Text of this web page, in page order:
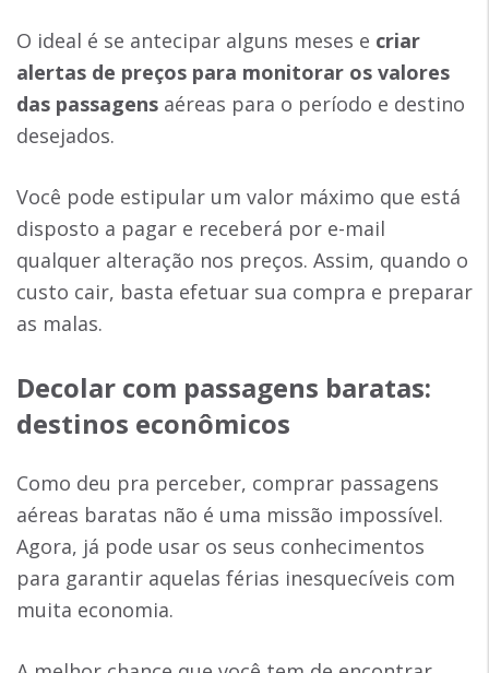
O ideal é se antecipar alguns meses e criar
alertas de preços para monitorar os valores
das passagens aéreas para o período e destino
desejados.
Você pode estipular um valor máximo que está
disposto a pagar e receberá por e-mail
qualquer alteração nos preços. Assim, quando o
custo cair, basta efetuar sua compra e preparar
as malas.
Decolar com passagens baratas:
destinos econômicos
Como deu pra perceber, comprar passagens
aéreas baratas não é uma missão impossível.
Agora, já pode usar os seus conhecimentos
para garantir aquelas férias inesquecíveis com
muita economia.